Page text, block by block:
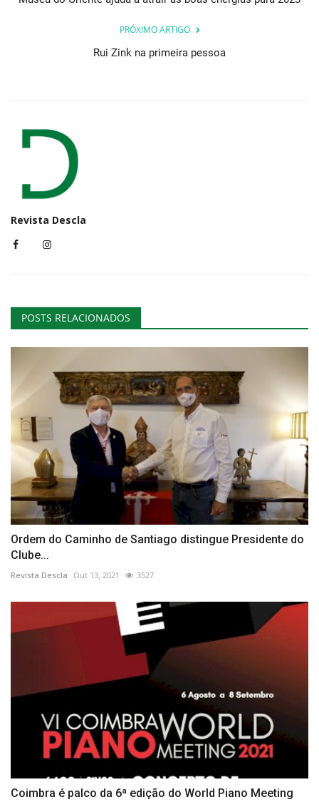
PRÓXIMO ARTIGO
Rui Zink na primeira pessoa
Revista Descla
POSTS RELACIONADOS
Ordem do Caminho de Santiago distingue Presidente do
Clube...
Revista Descla Out 13, 2021 3527
Coimbra é palco da 6ª edição do World Piano Meeting